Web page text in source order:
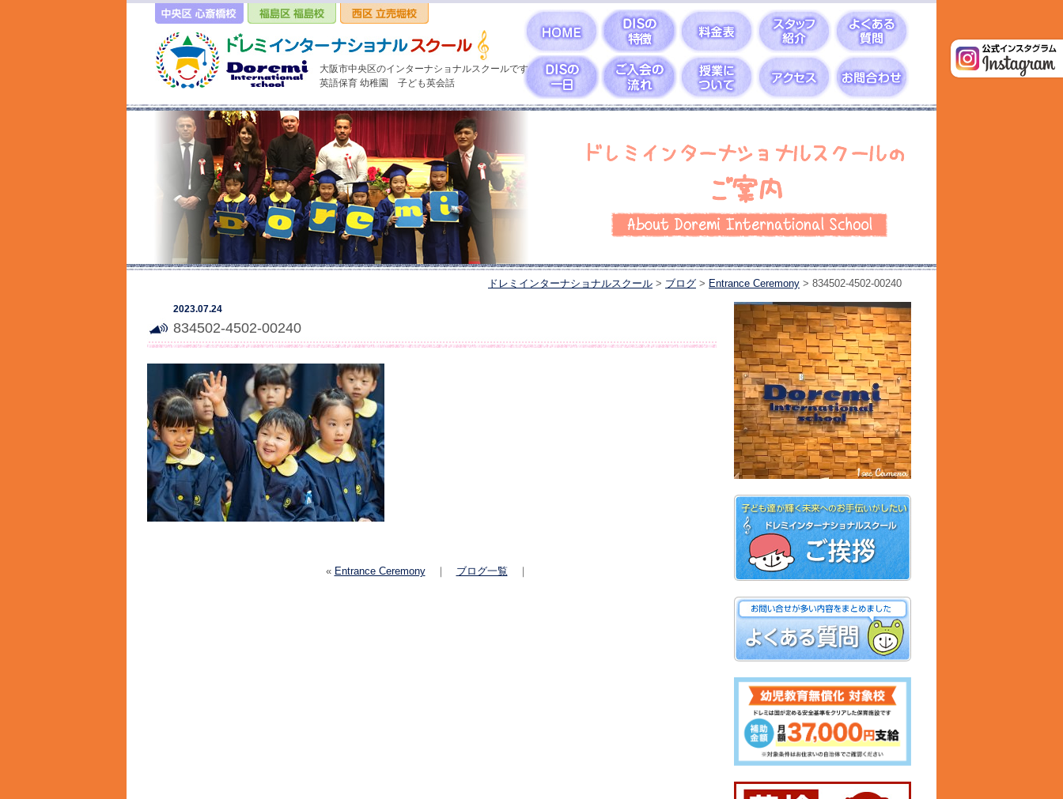
大阪市中央区のインターナショナルスクールです
英語保育 幼稚園 子ども英会話
ドレミインターナショナルスクール > ブログ > Entrance Ceremony > 834502-4502-00240
2023.07.24
834502-4502-00240
« Entrance Ceremony｜ ブログ一覧 ｜